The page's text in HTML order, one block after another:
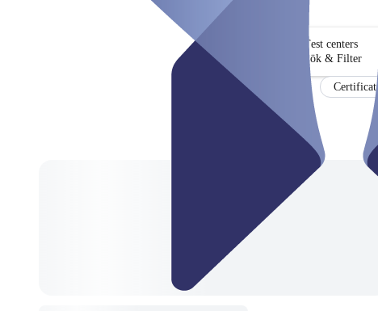
Test centers
Sök & Filter
Certificate